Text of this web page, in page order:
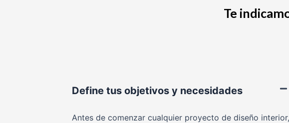
Te
Define tus objetivos y necesidades
Antes de comenzar cualquier proyecto de diseño interior,